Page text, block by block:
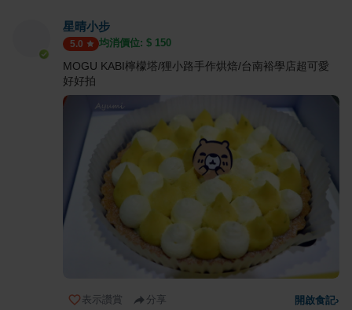
星晴小步
5.0 均消價位: $ 150
MOGU KABI檸檬塔/狸小路手作烘焙/台南裕學店超可愛
好好拍
表示讚賞 分享 開啟食記›